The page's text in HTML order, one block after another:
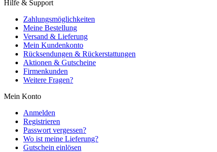
Hilfe & Support
Zahlungsmöglichkeiten
Meine Bestellung
Versand & Lieferung
Mein Kundenkonto
Rücksendungen & Rückerstattungen
Aktionen & Gutscheine
Firmenkunden
Weitere Fragen?
Mein Konto
Anmelden
Registrieren
Passwort vergessen?
Wo ist meine Lieferung?
Gutschein einlösen